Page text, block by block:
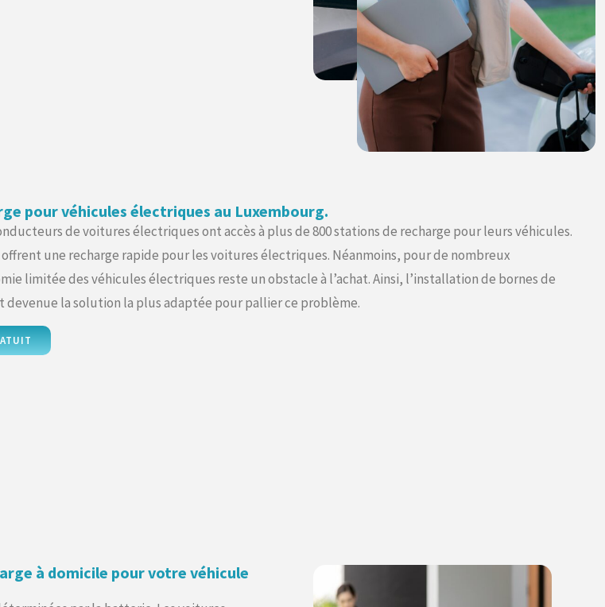
pour véhicules électriques au Luxembourg.
de voitures électriques ont accès à plus de 800 stations de recharge pour leurs véhicules.
une recharge rapide pour les voitures électriques. Néanmoins, pour de nombreux
limitée des véhicules électriques reste un obstacle à l’achat. Ainsi, l’installation de bornes de
devenue la solution la plus adaptée pour pallier ce problème.
à domicile pour votre véhicule